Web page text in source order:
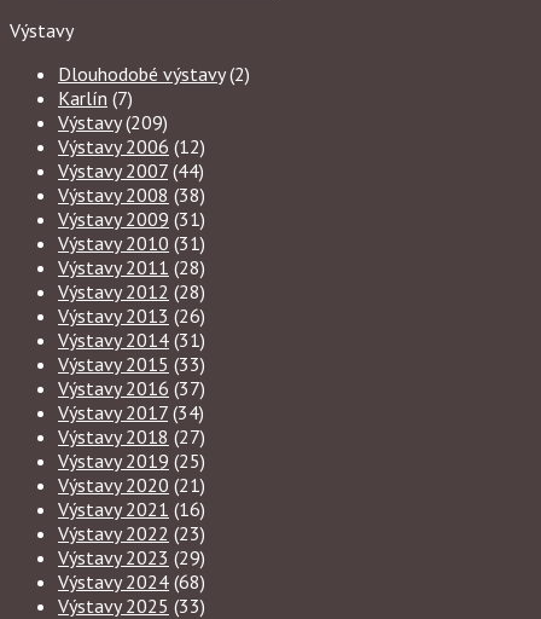
Výstavy
Dlouhodobé výstavy(2)
Karlín (7)
Výstavy(209)
Výstavy 2006 (12)
Výstavy 2007 (44)
Výstavy 2008 (38)
Výstavy 2009 (31)
Výstavy 2010 (31)
Výstavy 2011 (28)
Výstavy 2012 (28)
Výstavy 2013 (26)
Výstavy 2014 (31)
Výstavy 2015 (33)
Výstavy 2016 (37)
Výstavy 2017 (34)
Výstavy 2018 (27)
Výstavy 2019 (25)
Výstavy 2020 (21)
Výstavy 2021 (16)
Výstavy 2022 (23)
Výstavy 2023 (29)
Výstavy 2024 (68)
Výstavy 2025 (33)